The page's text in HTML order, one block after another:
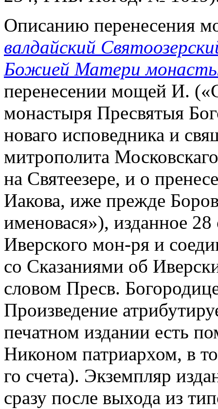
Описанию перенесения
валдайский
Божией Матери
перенесении мощей И.
монастыря Пресвятыя
новаго исповедника и
митрополита
на Святеезере, и о
Иакова, иже прежде
именовася»), изданное
Иверского мон-ря и
со Сказаниями об
словом Пресв.
Произведение
печатном издании есть
Никоном патриархом, в
го счета). Экземпляр
сразу после выхода из